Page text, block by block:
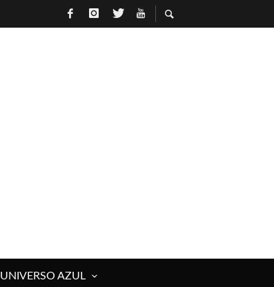
UNIVERSO AZUL